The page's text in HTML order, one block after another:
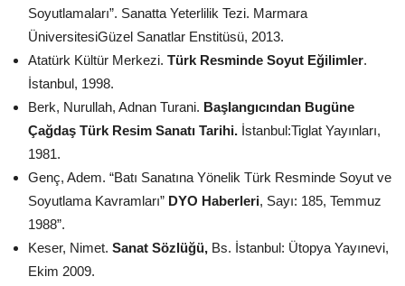
Soyutlamaları”. Sanatta Yeterlilik Tezi. Marmara
ÜniversitesiGüzel Sanatlar Enstitüsü, 2013.
Atatürk Kültür Merkezi. Türk Resminde Soyut Eğilimler.
İstanbul, 1998.
Berk, Nurullah, Adnan Turani. Başlangıcından Bugüne
Çağdaş Türk Resim Sanatı Tarihi. İstanbul:Tiglat Yayınları,
1981.
Genç, Adem. “Batı Sanatına Yönelik Türk Resminde Soyut ve
Soyutlama Kavramları” DYO Haberleri, Sayı: 185, Temmuz
1988”.
Keser, Nimet. Sanat Sözlüğü, Bs. İstanbul: Ütopya Yayınevi,
Ekim 2009.